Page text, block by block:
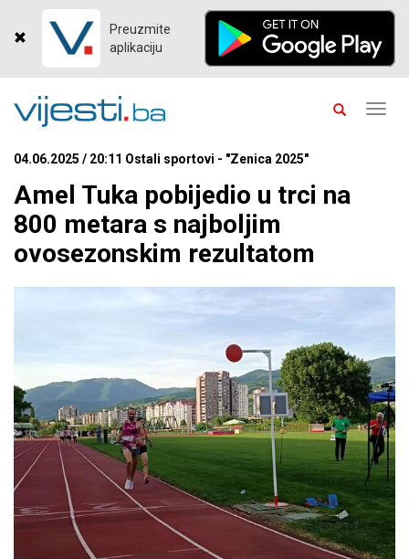
Preuzmite
aplikaciju
04.06.2025 / 20:11 Ostali sportovi - "Zenica 2025"
Amel Tuka pobijedio u trci na
800 metara s najboljim
ovosezonskim rezultatom